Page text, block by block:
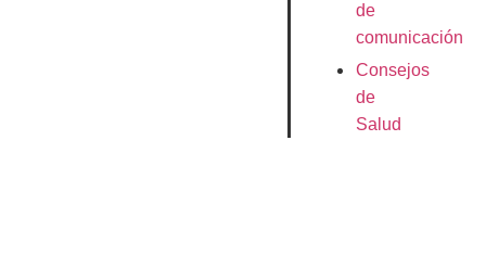
de
comunicación
Consejos
de
Salud